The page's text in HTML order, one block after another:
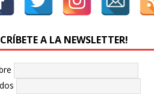
A LA NEWSLETTER!